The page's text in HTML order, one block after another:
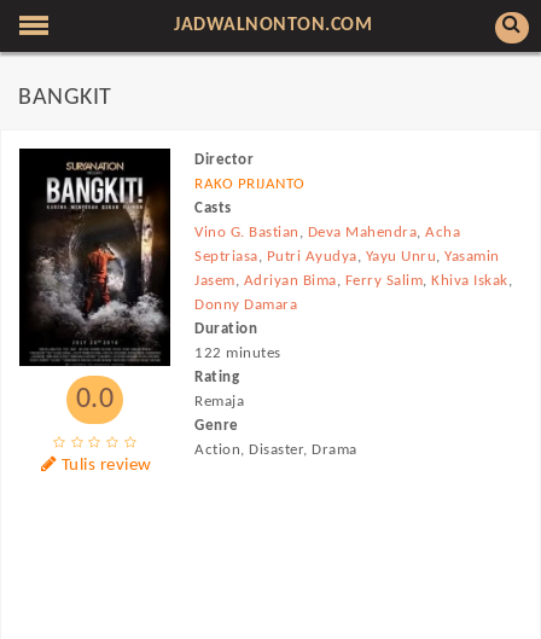
JADWALNONTON.COM
BANGKIT
0.0
Tulis review
Director
RAKO PRIJANTO
Casts
Vino G. Bastian , Deva Mahendra,Acha
Septriasa, Putri Ayudya, Yayu Unru,Yasamin
Jasem, Adriyan Bima, Ferry Salim,Khiva Iskak,
Donny Damara
Duration
122 minutes
Rating
Remaja
Genre
Action, Disaster, Drama